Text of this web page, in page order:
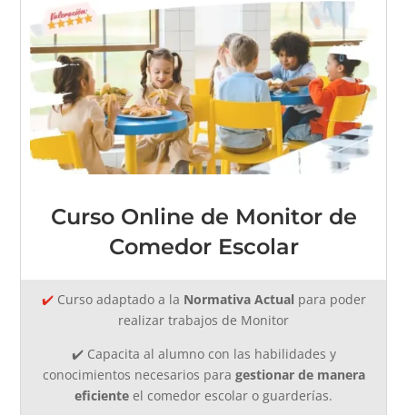
Curso Online de Monitor de
Comedor Escolar
✔️Curso adaptado a la Normativa Actual para poder
realizar trabajos de Monitor
✔️ Capacita al alumno con las habilidades y
conocimientos necesarios para gestionar de manera
eficiente el comedor escolar o guarderías.